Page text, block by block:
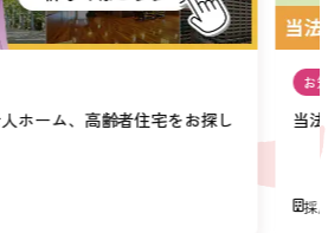
ホーム、高齢者住宅をお探し
お
当
採